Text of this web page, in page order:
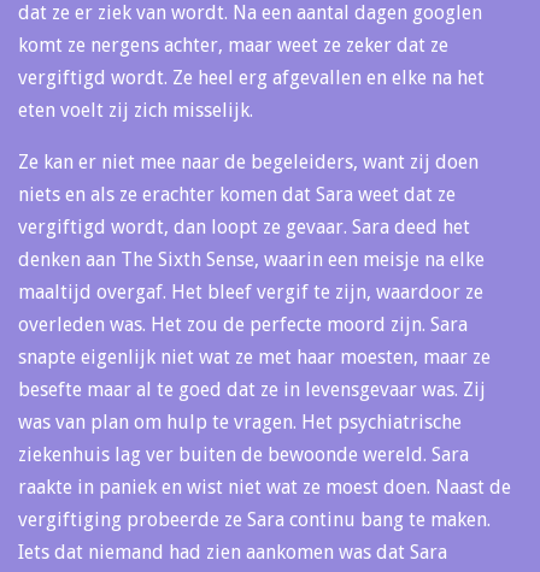
dat ze er ziek van wordt. Na een aantal dagen googlen
komt ze nergens achter, maar weet ze zeker dat ze
vergiftigd wordt. Ze heel erg afgevallen en elke na het
eten voelt zij zich misselijk.
Ze kan er niet mee naar de begeleiders, want zij doen
niets en als ze erachter komen dat Sara weet dat ze
vergiftigd wordt, dan loopt ze gevaar. Sara deed het
denken aan The Sixth Sense, waarin een meisje na elke
maaltijd overgaf. Het bleef vergif te zijn, waardoor ze
overleden was. Het zou de perfecte moord zijn. Sara
snapte eigenlijk niet wat ze met haar moesten, maar ze
besefte maar al te goed dat ze in levensgevaar was. Zij
was van plan om hulp te vragen. Het psychiatrische
ziekenhuis lag ver buiten de bewoonde wereld. Sara
raakte in paniek en wist niet wat ze moest doen. Naast de
vergiftiging probeerde ze Sara continu bang te maken.
Iets dat niemand had zien aankomen was dat Sara